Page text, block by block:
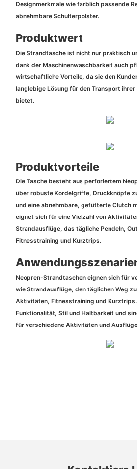
Designmerkmale wie farblich passende
abnehmbare Schulterpolster.
Produktwert
Die Strandtasche ist nicht nur praktisch
dank der Maschinenwaschbarkeit auch
wirtschaftliche Vorteile, da sie den
langlebige Lösung für den Transport
bietet.
Produktvorteile
Die Tasche besteht aus perforiertem
über robuste Kordelgriffe, Druckknöpfe
und eine abnehmbare, gefütterte Clutch
eignet sich für eine Vielzahl von
Strandausflüge, das tägliche Pendeln,
Fitnesstraining und Kurztrips.
Neopren-Strandtaschen eignen sich für
wie Strandausflüge, den täglichen Weg
Aktivitäten, Fitnesstraining und Kurztrips.
Funktionalität, Stil und Haltbarkeit und
für verschiedene Aktivitäten und